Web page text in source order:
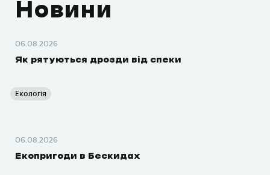
Новини
06.08.2026
Як рятуються дрозди від спеки
Екологія
06.08.2026
Екопригоди в Бескидах